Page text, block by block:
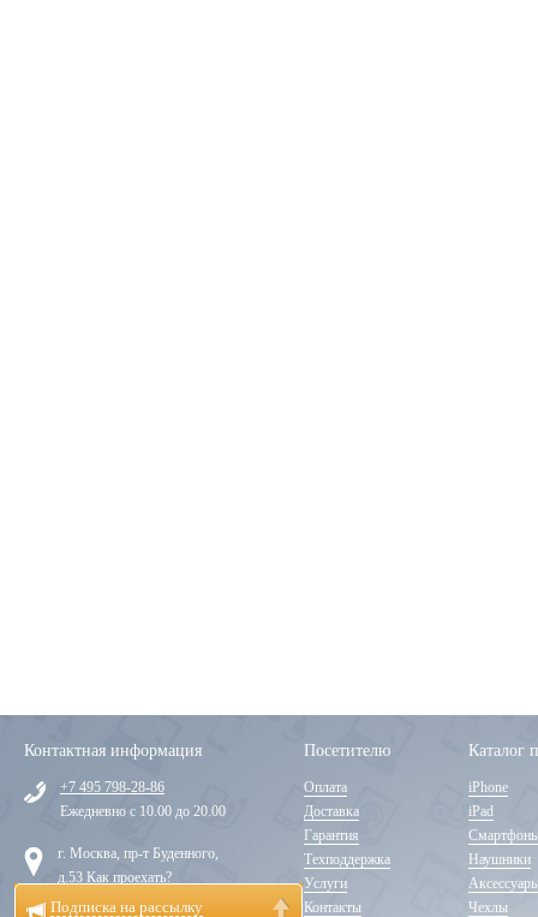
Контактная информация
+7 495 798-28-86
Ежедневно с 10.00 до 20.00
г. Москва, пр-т Буденного,
д.53 Как проехать?
Посетителю
Оплата
Доставка
Гарантия
Техподдержка
Услуги
Контакты
Каталог
iPhone
iPad
Наушники
Чехлы
Подписка на рассылку